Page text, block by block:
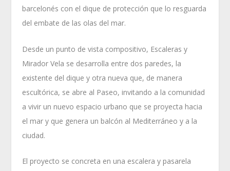
barcelonés con el dique de protección que lo resguarda
del embate de las olas del mar.
Desde un punto de vista compositivo, Escaleras y
Mirador Vela se desarrolla entre dos paredes, la
existente del dique y otra nueva que, de manera
escultórica, se abre al Paseo, invitando a la comunidad
a vivir un nuevo espacio urbano que se proyecta hacia
el mar y que genera un balcón al Mediterráneo y a la
ciudad.
El proyecto se concreta en una escalera y pasarela